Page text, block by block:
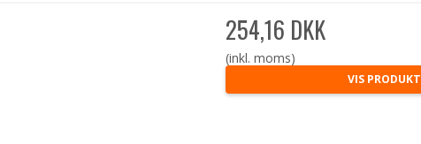
254,16 DKK
(inkl. moms)
VIS PRODUKT